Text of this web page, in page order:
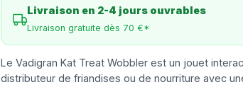
Livraison en 2-4 jours ouvrables
Livraison gratuite dès 70 €*
Le Vadigran Kat Treat Wobbler est un jouet
distributeur de friandises ou de nourriture avec